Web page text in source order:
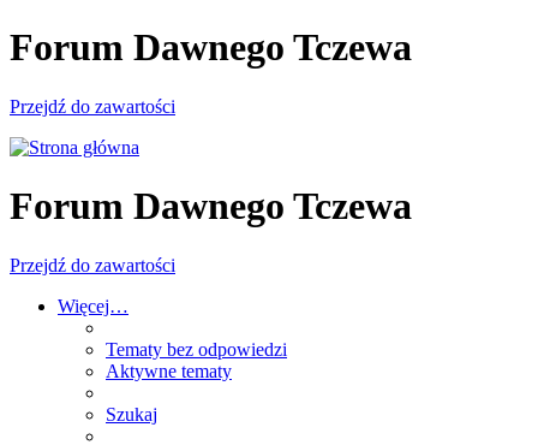
Forum Dawnego Tczewa
Przejdź do zawartości
Forum Dawnego Tczewa
Przejdź do zawartości
Więcej…
Tematy bez odpowiedzi
Aktywne tematy
Szukaj